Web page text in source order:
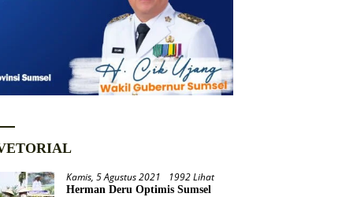
Kamis, 5 Agustus 2021 1992 Lihat
Herman Deru Optimis Sumsel